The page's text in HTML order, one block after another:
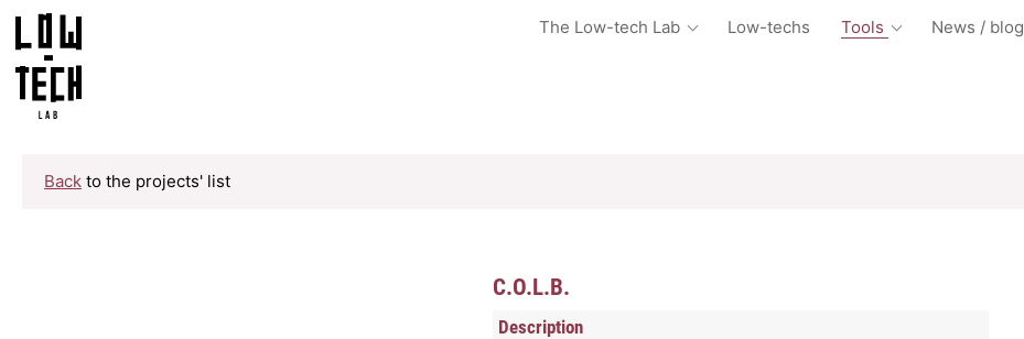
The Low-tech Lab Low-techs Tools News / blog
Back to the projects' list
C.O.L.B.
Description